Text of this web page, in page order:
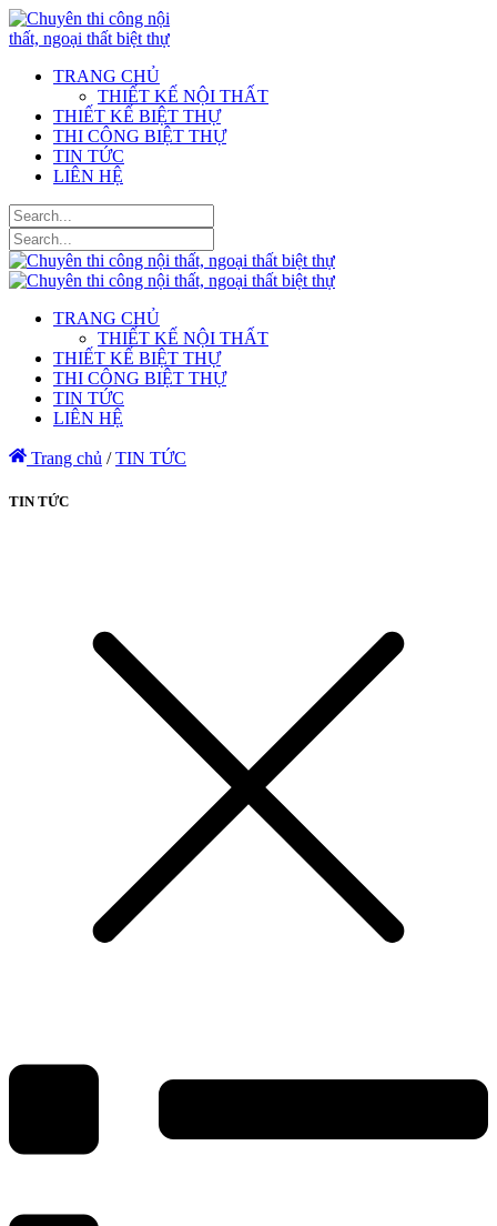
TRANG CHỦ
THIẾT KẾ NỘI THẤT
THIẾT KẾ BIỆT THỰ
THI CÔNG BIỆT THỰ
TIN TỨC
LIÊN HỆ
TRANG CHỦ
THIẾT KẾ NỘI THẤT
THIẾT KẾ BIỆT THỰ
THI CÔNG BIỆT THỰ
TIN TỨC
LIÊN HỆ
Trang chủ / TIN TỨC
TIN TỨC